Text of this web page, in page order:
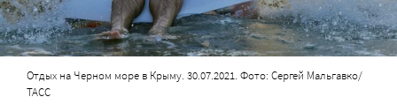
Отдых на Черном море в Крыму. 30.07.2021. Фото: Сергей Мальгавко/
ТАСС